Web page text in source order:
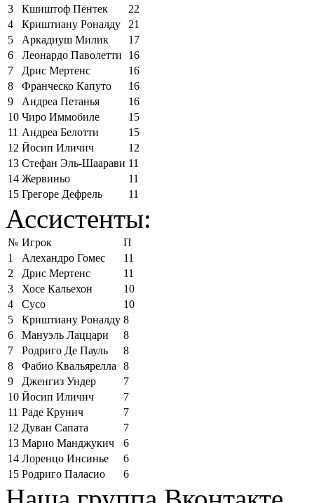
3
Кшиштоф Пёнтек
22
4
Криштиану Роналду
21
5
Аркадиуш Милик
17
6
Леонардо Паволетти
16
7
Дрис Мертенс
16
8
Франческо Капуто
16
9
Андреа Петанья
16
10 Чиро Иммобиле
15
11 Андреа Белотти
15
12 Йосип Иличич
12
13 Стефан Эль-Шаарави 11
14 Жервиньо
11
15 Грегоре Дефрель 11
Ассистенты:
№ Игрок
П
1
Алехандро Гомес
11
2
Дрис Мертенс
11
3
Хосе Кальехон
10
4
Сусо
10
5
Криштиану Роналду 8
6
Мануэль Лаццари
8
7
Родриго Де Пауль
8
8
Фабио Квальярелла
8
9
Дженгиз Ундер
7
10 Йосип Иличич
7
11 Раде Крунич
7
12 Дуван Сапата
7
13 Марио Манджукич
6
14 Лоренцо Инсинье
6
15 Родриго Паласио 6